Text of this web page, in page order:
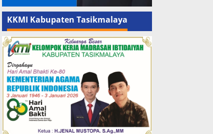
KKMI Kabupaten Tasikmalaya